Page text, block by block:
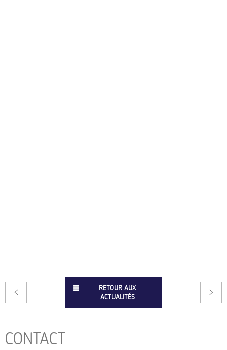
RETOUR AUX
ACTUALITÉS
CONTACT